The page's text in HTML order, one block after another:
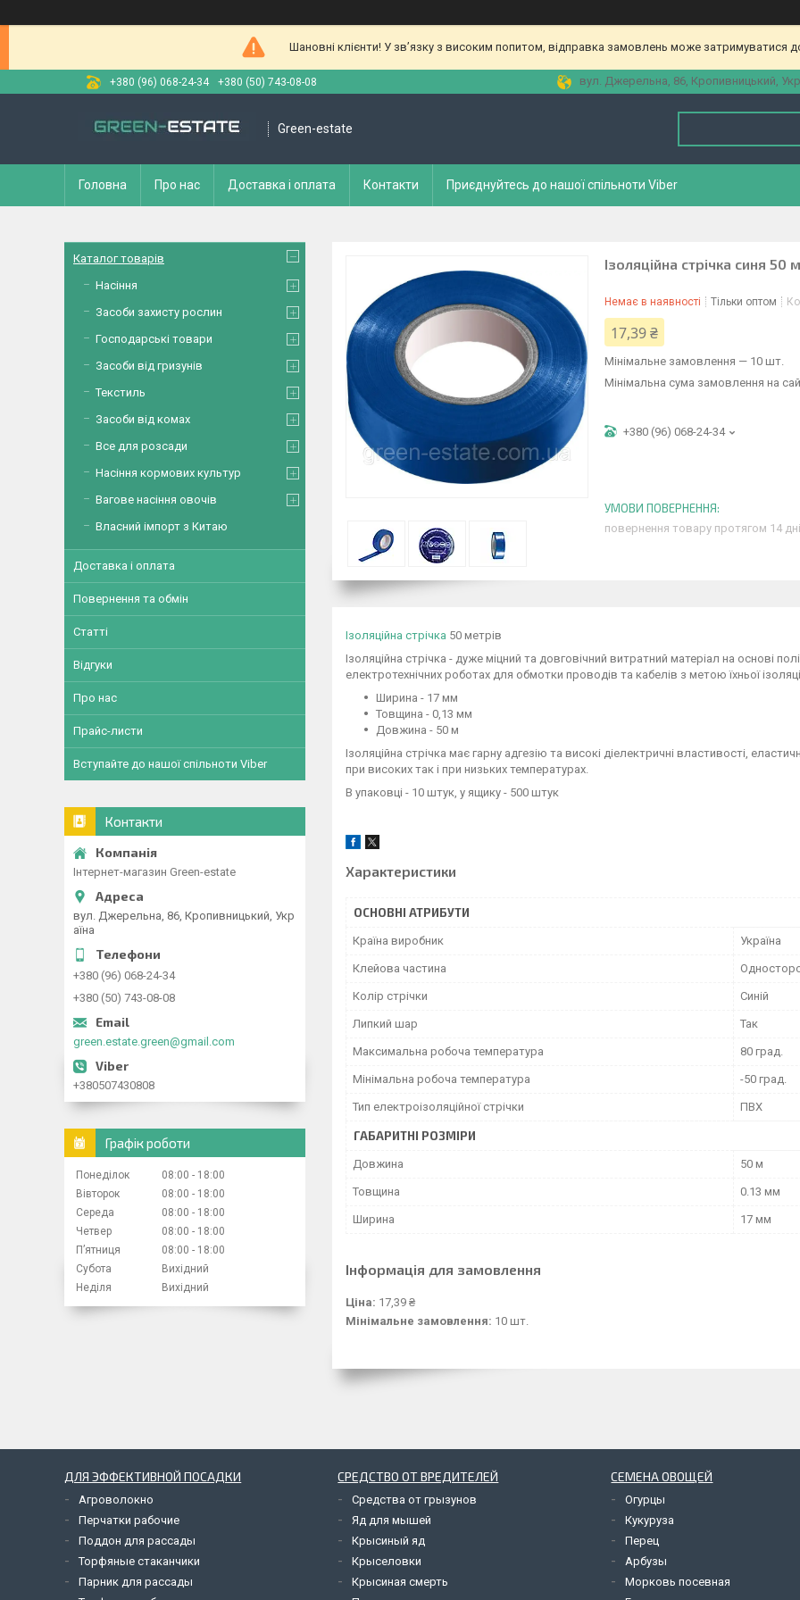
Шановні клієнти! У зв’язку з високим попитом, відправка замовлень може затримуватися
+380 (96) 068-24-34 +380 (50) 743-08-08 вул. Джерельна, 86, Кропивницький,
Green-estate
Головна Про нас Доставка і оплата Контакти Приєднуйтесь до нашої спільноти Viber
Ізоляційна стрічка синя 50
Немає в наявності Тільки оптом
17,39 ₴
Мінімальне замовлення — 10 шт.
Мінімальна сума замовлення на
+380 (96) 068-24-34
повернення товару протягом 14
Ізоляційна стрічка 50 метрів
Ізоляційна стрічка - дуже міцний та довговічний витратний матеріал на основі
електротехнічних роботах для обмотки проводів та кабелів з метою їхньої
Ширина - 17 мм
Товщина - 0,13 мм
Довжина - 50 м
Ізоляційна стрічка має гарну адгезію та високі діелектричні властивості,
при високих так і при низьких температурах.
В упаковці - 10 штук, у ящику - 500 штук
Характеристики
ОСНОВНІ АТРИБУТИ
Країна виробник Україна
Клейова частина
Колір стрічки Синій
Липкий шар Так
Максимальна робоча температура 80 град.
Мінімальна робоча температура -50 град.
Тип електроізоляційної стрічки ПВХ
ГАБАРИТНІ РОЗМІРИ
Довжина 50 м
Товщина 0.13 мм
Ширина 17 мм
Інформація для замовлення
Ціна: 17,39 ₴
Мінімальне замовлення: 10 шт.
Каталог товарів
Насіння
Засоби захисту рослин
Господарські товари
Засоби від гризунів
Текстиль
Засоби від комах
Все для розсади
Насіння кормових культур
Вагове насіння овочів
Власний імпорт з Китаю
Доставка і оплата
Повернення та обмін
Статті
Відгуки
Про нас
Прайс-листи
Вступайте до нашої спільноти Viber
Контакти
Інтернет-магазин Green-estate
вул. Джерельна, 86, Кропивницький, Укр
аїна
+380 (96) 068-24-34
+380 (50) 743-08-08
green.estate.green@gmail.com
+380507430808
Графік роботи
Понеділок 08:00
18:00
Вівторок
08:00
18:00
Середа
08:00
18:00
Четвер
08:00
18:00
Пʼятниця
08:00
18:00
Субота
Вихідний
Неділя
Вихідний
ДЛЯ ЭФФЕКТИВНОЙ ПОСАДКИ
Агроволокно
Перчатки рабочие
Поддон для рассады
Торфяные стаканчики
Парник для рассады
СРЕДСТВО ОТ ВРЕДИТЕЛЕЙ
Средства от грызунов
Яд для мышей
Крысиный яд
Крыселовки
Крысиная смерть
СЕМЕНА ОВОЩЕЙ
Огурцы
Кукуруза
Перец
Арбузы
Морковь посевная